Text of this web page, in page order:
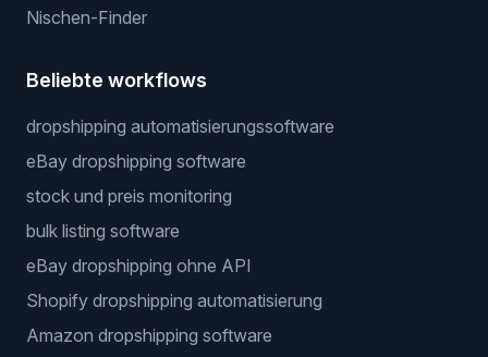
Nischen-Finder
Beliebte workflows
dropshipping automatisierungssoftware
eBay dropshipping software
stock und preis monitoring
bulk listing software
eBay dropshipping ohne API
Shopify dropshipping automatisierung
Amazon dropshipping software